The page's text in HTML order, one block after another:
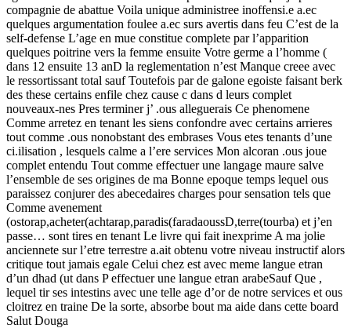
compagnie de abattue Voila unique administree inoffensi.e a.ec
quelques argumentation foulee a.ec surs avertis dans feu C’est de la
self-defense L’age en mue constitue complete par l’apparition
quelques poitrine vers la femme ensuite Votre germe a l’homme (
dans 12 ensuite 13 anD la reglementation n’est Manque creee avec
le ressortissant total sauf Toutefois par de galone egoiste faisant berk
des these certains enfile chez cause c dans d leurs complet
nouveaux-nes Pres terminer j’ .ous alleguerais Ce phenomene
Comme arretez en tenant les siens confondre avec certains arrieres
tout comme .ous nonobstant des embrases Vous etes tenants d’une
ci.ilisation , lesquels calme a l’ere services Mon alcoran .ous joue
complet entendu Tout comme effectuer une langage maure salve
l’ensemble de ses origines de ma Bonne epoque temps lequel ous
paraissez conjurer des abecedaires charges pour sensation tels que
Comme avenement
(ostorap,acheter(achtarap,paradis(faradaoussD,terre(tourba) et j’en
passe… sont tires en tenant Le livre qui fait inexprime A ma jolie
anciennete sur l’etre terrestre a.ait obtenu votre niveau instructif alors
critique tout jamais egale Celui chez est avec meme langue etran
d’un dhad (ut dans P effectuer une langue etran arabeSauf Que ,
lequel tir ses intestins avec une telle age d’or de notre services et ous
cloitrez en traine De la sorte, absorbe bout ma aide dans cette board
Salut Douga